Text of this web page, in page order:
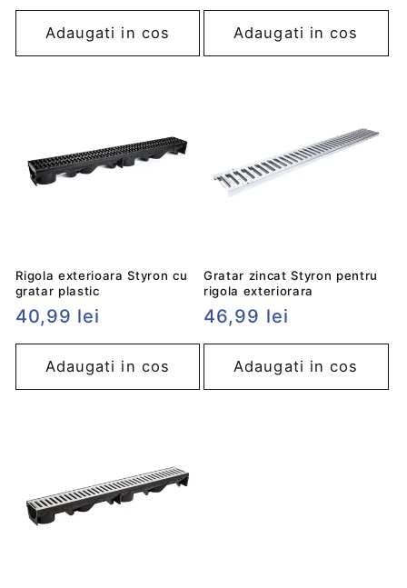
obișnuit
Adaugati in cos
obișnuit
Adaugati in cos
Rigola exterioara Styron cu
gratar plastic
Preț
obișnuit
40,99 lei
Adaugati in cos
Gratar zincat Styron pentru
rigola exteriorara
Preț
obișnuit
46,99 lei
Adaugati in cos